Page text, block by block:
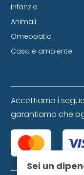
Infanzia
Animali
Omeopatici
Casa e ambiente
Accettiamo i
garantiamo che
Sei un